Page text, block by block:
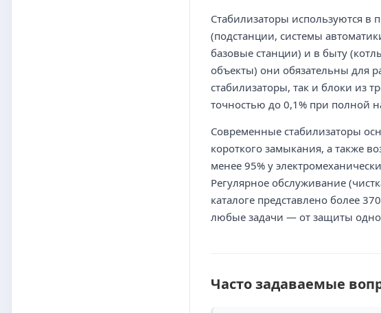
Стабилизаторы используются в
(подстанции, системы
базовые станции) и в быту
объекты) они обязательны для
стабилизаторы, так и блоки из
точностью до 0,1% при полной
Современные стабилизаторы
короткого замыкания, а также
менее 95% у
Регулярное обслуживание
каталоге представлено более
любые задачи — от защиты
Часто задаваемые